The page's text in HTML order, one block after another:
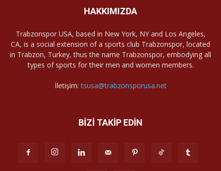
HAKKIMIZDA
Trabzonspor USA, based in New York, NY and Los Angeles,
CA, is a social extension of a sports club Trabzonspor, located
in Trabzon, Turkey, thus the name Trabzonspor, embodying all
types of sports for their men and women members.
İletişim:tsusa@trabzonsporusa.net
BİZİ TAKİP EDİN